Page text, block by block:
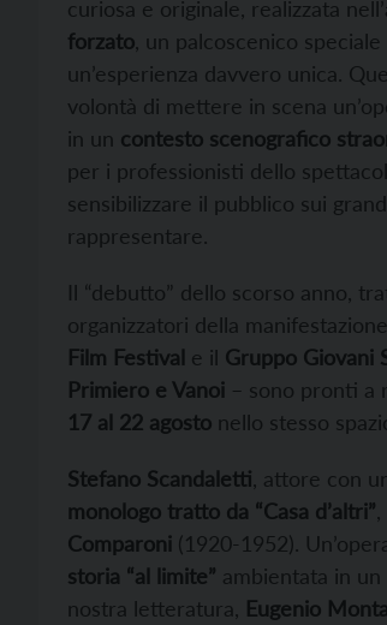
curiosa e originale, realizzata
forzato , un palcoscenico
un’esperienza davvero unica.
volontà di mettere in scena
in un contesto scenografico
per i professionisti dello
sensibilizzare il pubblico sui
rappresentare.
Il “debutto” dello scorso anno,
organizzatori della manifestazione
Film Festival e il Gruppo Giovani
Primiero e Vanoi – sono pronti a
17 al 22 agosto nello stesso
Stefano Scandaletti , attore con
monologo tratto da “Casa d’altri”
Comparoni (1920-1952).
storia “al limite” ambientata in un
nostra letteratura, Eugenio